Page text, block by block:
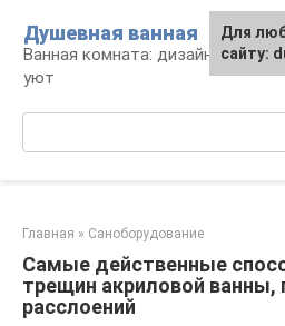
контенту
Душевная ванная
Ванная комната: дизайн,
уют
Главная » Саноборудование
Самые действенные
трещин акриловой ванны,
расслоений
Для
сайту: